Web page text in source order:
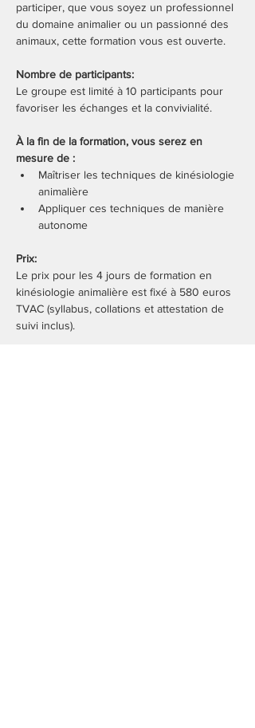
participer, que vous soyez un professionnel
du domaine animalier ou un passionné des
animaux, cette formation vous est ouverte.
Nombre de participants:
Le groupe est limité à 10 participants pour
favoriser les échanges et la convivialité.
À la fin de la formation, vous serez en
mesure de :
Maîtriser les techniques de kinésiologie
animalière
Appliquer ces techniques de manière
autonome
Prix:
Le prix pour les 4 jours de formation en
kinésiologie animalière est fixé à 580 euros
TVAC (syllabus, collations et attestation de
suivi inclus).